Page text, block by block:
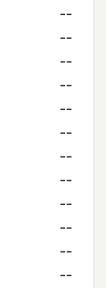
--
--
--
--
--
--
--
--
--
--
--
--